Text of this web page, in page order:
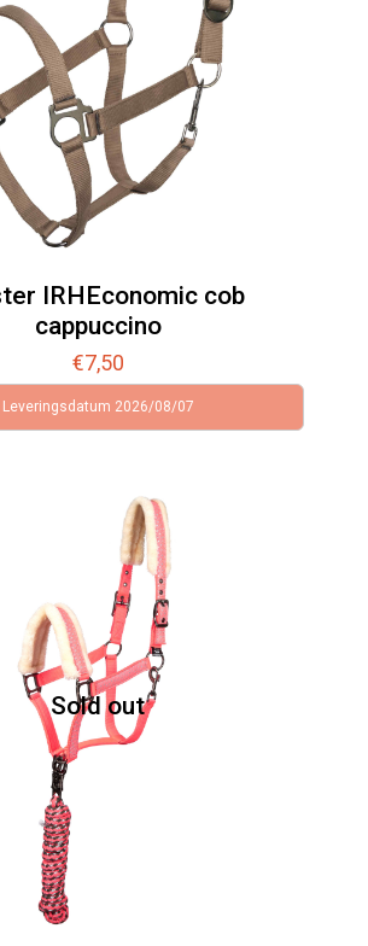
IRHEconomic cob
cappuccino
€7,50
Leveringsdatum 2026/08/07
Sold out